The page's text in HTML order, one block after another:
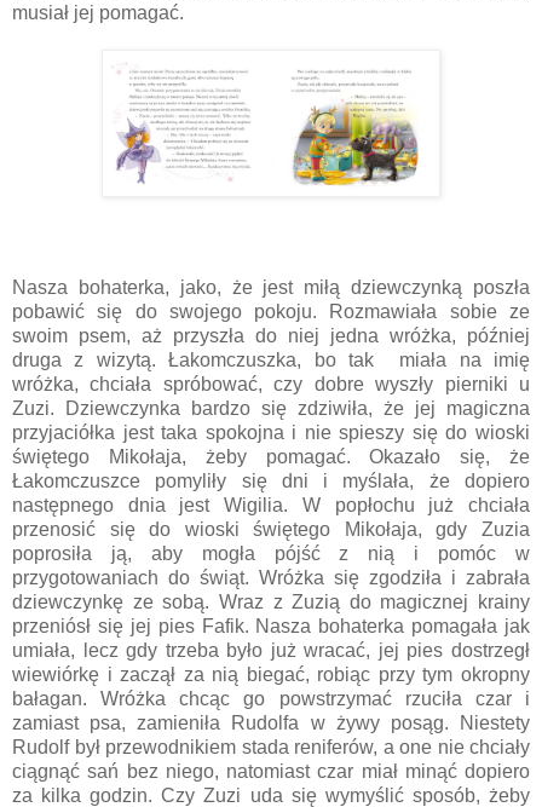
musiał jej pomagać.
Nasza bohaterka, jako, że jest miłą dziewczynką poszła
pobawić się do swojego pokoju. Rozmawiała sobie ze
swoim psem, aż przyszła do niej jedna wróżka, później
druga z wizytą. Łakomczuszka, bo tak miała na imię
wróżka, chciała spróbować, czy dobre wyszły pierniki u
Zuzi. Dziewczynka bardzo się zdziwiła, że jej magiczna
przyjaciółka jest taka spokojna i nie spieszy się do wioski
świętego Mikołaja, żeby pomagać. Okazało się, że
Łakomczuszce pomyliły się dni i myślała, że dopiero
następnego dnia jest Wigilia. W popłochu już chciała
przenosić się do wioski świętego Mikołaja, gdy Zuzia
poprosiła ją, aby mogła pójść z nią i pomóc w
przygotowaniach do świąt. Wróżka się zgodziła i zabrała
dziewczynkę ze sobą. Wraz z Zuzią do magicznej krainy
przeniósł się jej pies Fafik. Nasza bohaterka pomagała jak
umiała, lecz gdy trzeba było już wracać, jej pies dostrzegł
wiewiórkę i zaczął za nią biegać, robiąc przy tym okropny
bałagan. Wróżka chcąc go powstrzymać rzuciła czar i
zamiast psa, zamieniła Rudolfa w żywy posąg. Niestety
Rudolf był przewodnikiem stada reniferów, a one nie chciały
ciągnąć sań bez niego, natomiast czar miał minąć dopiero
za kilka godzin. Czy Zuzi uda się wymyślić sposób, żeby